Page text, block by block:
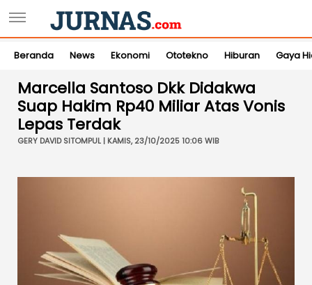
Beranda News Ekonomi Ototekno Hiburan Gaya
Marcella Santoso Dkk Didakwa
Suap Hakim Rp40 Miliar Atas Vonis
Lepas Terdak
GERY DAVID SITOMPUL | KAMIS, 23/10/2025 10:06 WIB